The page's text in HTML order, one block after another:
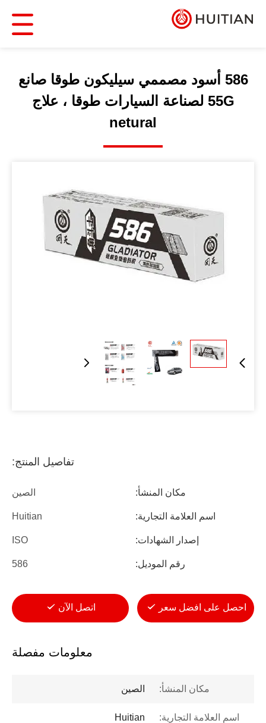
586 أسود مصممي سيليكون طوقا صانع
55G لصناعة السيارات طوقا ، علاج
netural
تفاصيل المنتج:
مكان المنشأ: الصين
اسم العلامة التجارية: Huitian
إصدار الشهادات: ISO
رقم الموديل: 586
احصل على افضل سعر اتصل الآن
معلومات مفصلة
مكان المنشأ: الصين
اسم العلامة التجارية: Huitian